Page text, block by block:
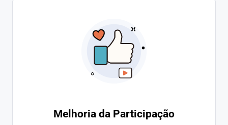
Melhoria da Participação